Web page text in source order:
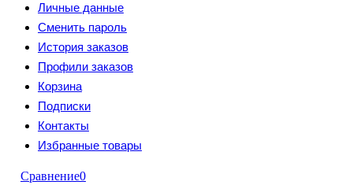
Личные данные
Сменить пароль
История заказов
Профили заказов
Корзина
Подписки
Контакты
Избранные товары
Сравнение0